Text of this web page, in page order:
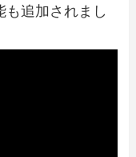
も追加されまし